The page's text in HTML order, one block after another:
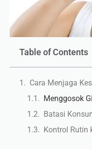
Table of Contents
Cara Menjaga
Batasi